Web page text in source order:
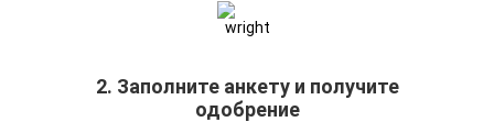
2. Заполните анкету и получите
одобрение